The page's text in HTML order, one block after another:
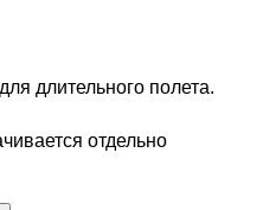
длительного полета.
отдельно